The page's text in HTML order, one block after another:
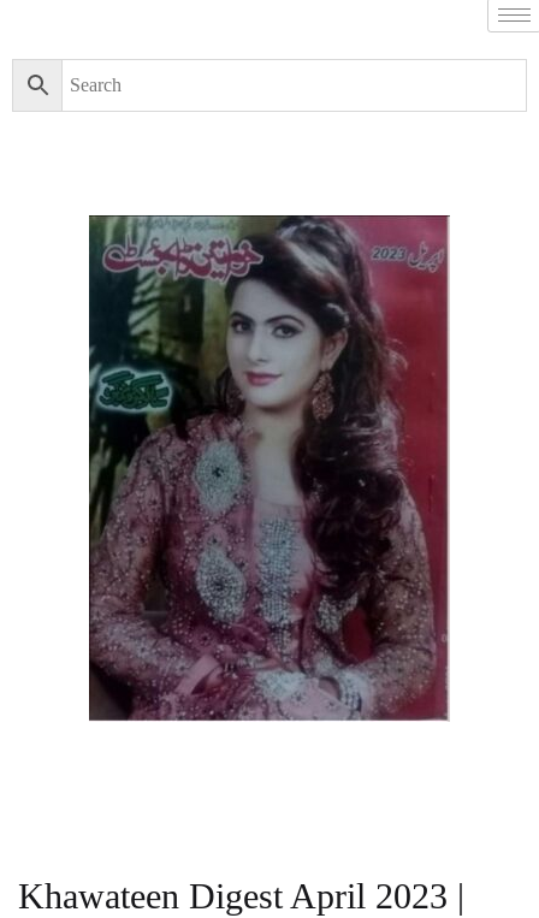
Khawateen Digest April 2023 |